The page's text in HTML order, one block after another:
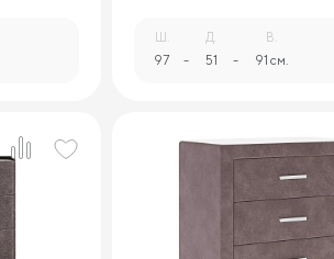
Ш.
97 -
Д.
51 -
В.
91 см.